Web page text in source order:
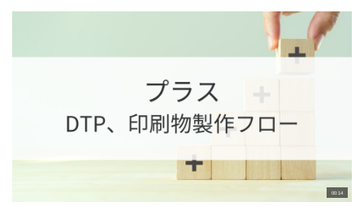
00:14